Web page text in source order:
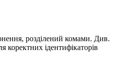
розділений комами. Див.
коректних ідентифікаторів